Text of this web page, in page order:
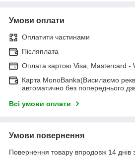
Умови оплати
Оплатити частинами
Післяплата
Оплата картою Visa, Mastercard -
Карта MonoBanka(Висилаємо
автоматично без попереднього
Всі умови оплати
Умови повернення
Повернення товару впродовж 14 днів